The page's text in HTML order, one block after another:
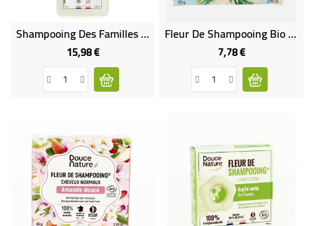
Shampooing Des Familles Tous Cheveux Thé Vert D'Inde Bio Et Équitable
15,98 €Prix
Fleur De Shampooing Bio - Cheveux À Pellicules
7,78 €Prix